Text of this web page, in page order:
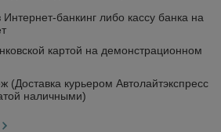
банкинг либо кассу банка на
картой на демонстрационном
(Доставка курьером Автолайтэкспресс
наличными)